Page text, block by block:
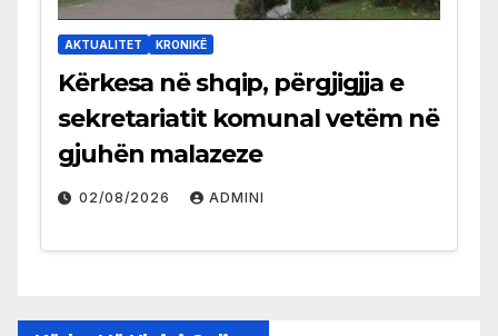
AKTUALITET KRONIKË
Kërkesa në shqip, përgjigjja e
sekretariatit komunal vetëm në
gjuhën malazeze
02/08/2026 ADMINI